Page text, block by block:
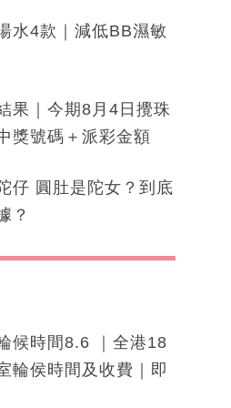
水4款｜減低BB濕敏
果｜今期8月4日攪珠
獎號碼＋派彩金額
仔 圓肚是陀女？到底
？
候時間8.6 ｜全港18
輪侯時間及收費｜即